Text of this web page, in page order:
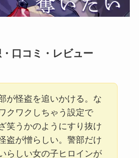
口コミ・レビュー
が怪盗を追いかける。な
クワクしちゃう設定で
笑うかのようにすり抜け
盗が憎らしい。警部だけ
らしい女の子ヒロインが